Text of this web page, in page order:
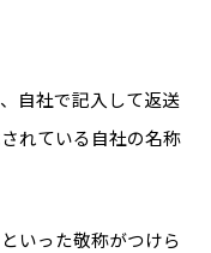
自社で記入して返送
れている自社の名称
いった敬称がつけら